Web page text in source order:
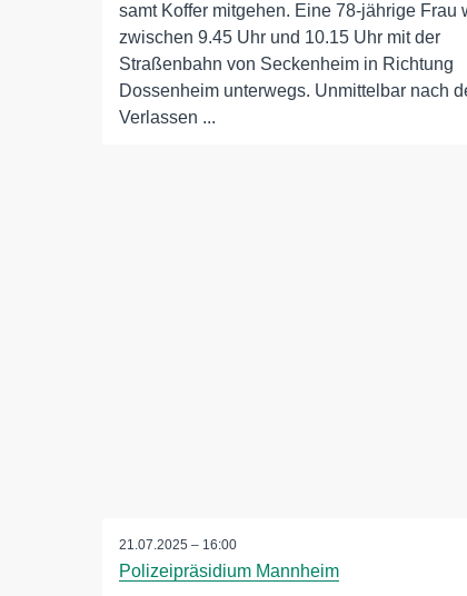
samt Koffer mitgehen. Eine 78-jährige Frau
zwischen 9.45 Uhr und 10.15 Uhr mit der
Straßenbahn von Seckenheim in Richtung
Dossenheim unterwegs. Unmittelbar nach
Verlassen ...
21.07.2025 – 16:00
Polizeipräsidium Mannheim